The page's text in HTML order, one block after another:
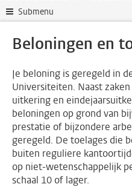
Submenu
Beloningen en
Je beloning is geregeld in
Universiteiten. Naast
uitkering en
beloningen op grond van
prestatie of bijzondere
geregeld. De toelages die
buiten reguliere
op niet-wetenschappelijk
schaal 10 of lager.